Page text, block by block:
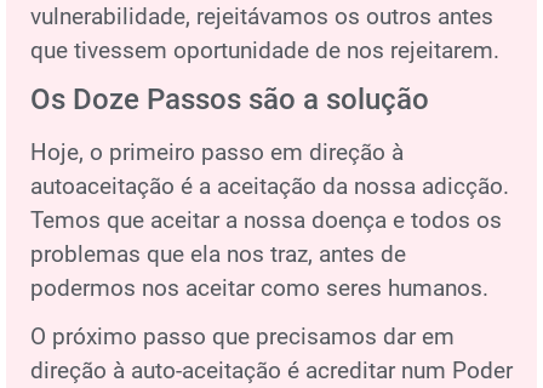
vulnerabilidade, rejeitávamos os outros antes
que tivessem oportunidade de nos rejeitarem.
Os Doze Passos são a solução
Hoje, o primeiro passo em direção à
autoaceitação é a aceitação da nossa adicção.
Temos que aceitar a nossa doença e todos os
problemas que ela nos traz, antes de
podermos nos aceitar como seres humanos.
O próximo passo que precisamos dar em
direção à auto-aceitação é acreditar num Poder